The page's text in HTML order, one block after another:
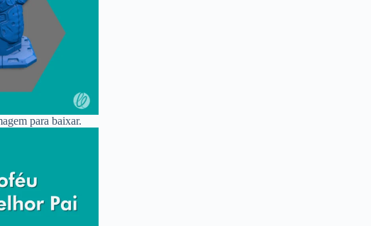
para baixar.